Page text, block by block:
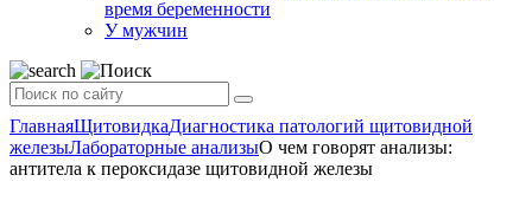
время беременности
У мужчин
ГлавнаяЩитовидкаДиагностика патологий щитовидной
железыЛабораторные анализыО чем говорят анализы:
антитела к пероксидазе щитовидной железы